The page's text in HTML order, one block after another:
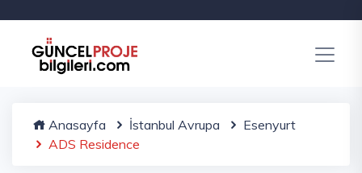
Anasayfa İstanbul Avrupa
Esenyurt
ADS Residence